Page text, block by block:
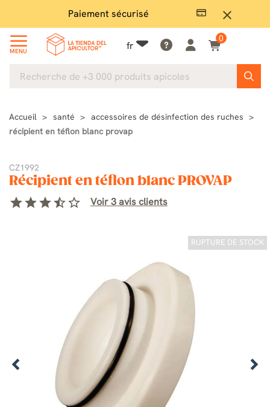
close
Paiement sécurisé
MENU fr
0
Accueil santé
accessoires de désinfection des ruches
récipient en téflon blanc provap
CZ1992
Récipient en téflon blanc PROVAP
starstarstarstar_halfstar_border Voir 3 avis clients
RUPTURE DE STOCK